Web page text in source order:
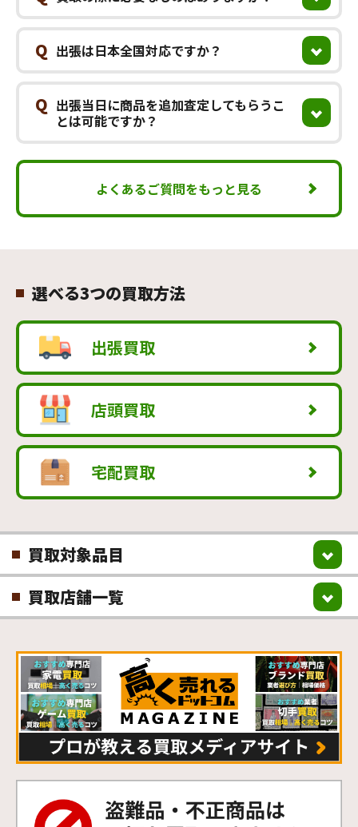
Q 出張は日本全国対応ですか？
Q 出張当日に商品を追加査定してもらうこ
とは可能ですか？
よくあるご質問をもっと見る
選べる3つの買取方法
出張買取
店頭買取
宅配買取
買取対象品目
買取店舗一覧